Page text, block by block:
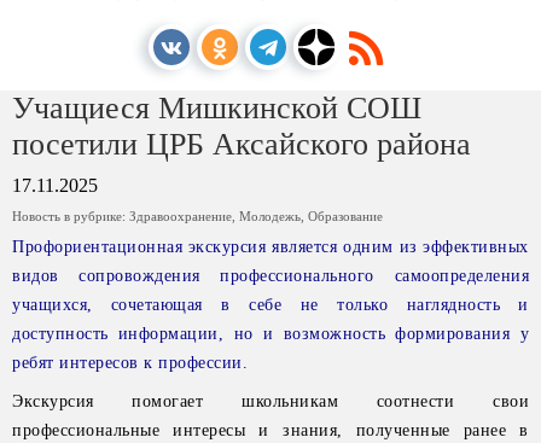
Учащиеся Мишкинской СОШ
посетили ЦРБ Аксайского района
17.11.2025
Новость в рубрике: Здравоохранение Молодежь Образование
Профориентационная экскурсия является одним из эффективных
видов сопровождения профессионального самоопределения
учащихся, сочетающая в себе не только наглядность и
доступность информации, но и возможность формирования у
ребят интересов к профессии.
Экскурсия помогает школьникам соотнести свои
профессиональные интересы и знания, полученные ранее в